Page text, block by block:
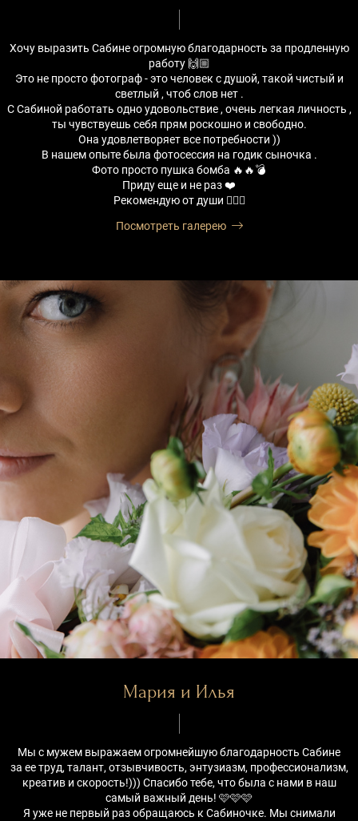
Хочу выразить Сабине огромную благодарность за продленную
работу 🙌🏼
Это не просто фотограф - это человек с душой, такой чистый и
светлый , чтоб слов нет .
С Сабиной работать одно удовольствие , очень легкая личность ,
ты чувствуешь себя прям роскошно и свободно.
Она удовлетворяет все потребности ))
В нашем опыте была фотосессия на годик сыночка .
Фото просто пушка бомба 🔥🔥💣
Приду еще и не раз ❤️
Рекомендую от души ✌🏼💋
Посмотреть галерею
Мария и Илья
Мы с мужем выражаем огромнейшую благодарность Сабине
за ее труд, талант, отзывчивость, энтузиазм, профессионализм,
креатив и скорость!))) Спасибо тебе, что была с нами в наш
самый важный день! 🩷🩷🩷
Я уже не первый раз обращаюсь к Сабиночке. Мы снимали